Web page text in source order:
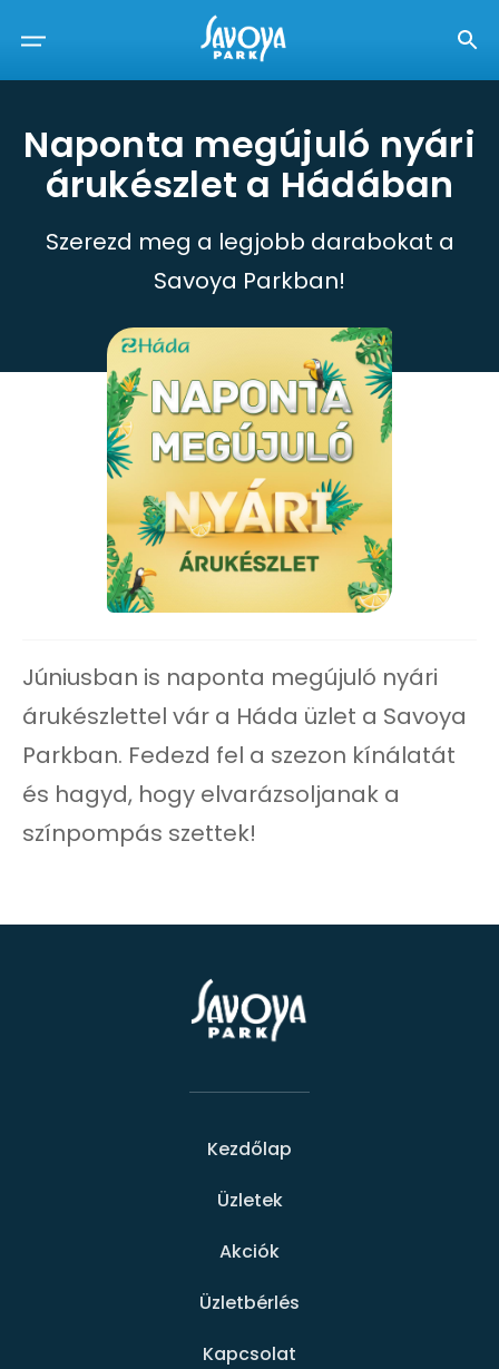
Naponta megújuló nyári
árukészlet a Hádában
Szerezd meg a legjobb darabokat a
Savoya Parkban!
Júniusban is naponta megújuló nyári
árukészlettel vár a Háda üzlet a Savoya
Parkban. Fedezd fel a szezon kínálatát
és hagyd, hogy elvarázsoljanak a
színpompás szettek!
Kezdőlap
Üzletek
Akciók
Üzletbérlés
Kapcsolat